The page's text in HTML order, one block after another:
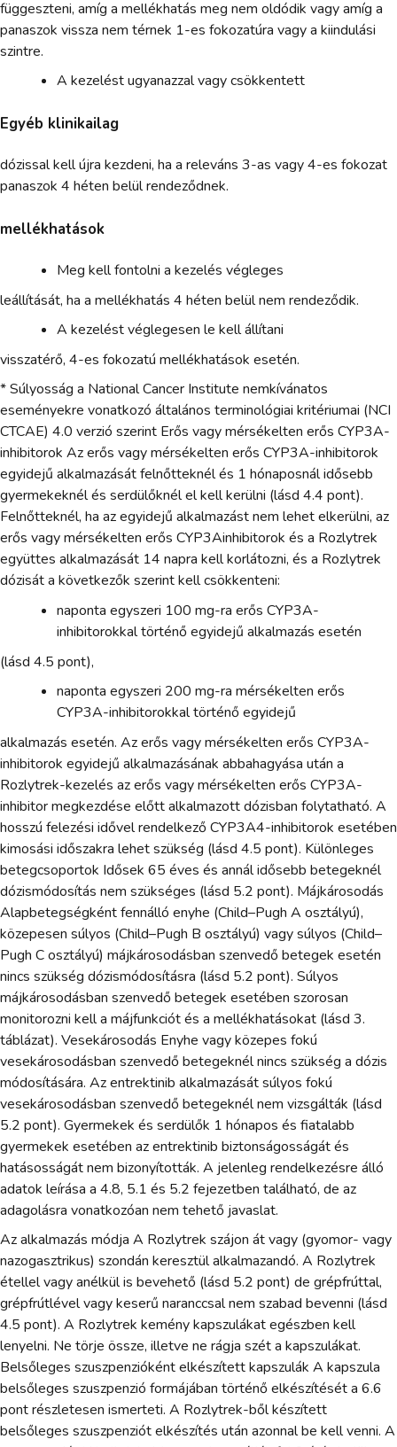
függeszteni, amíg a mellékhatás meg nem oldódik vagy amíg a
panaszok vissza nem térnek 1-es fokozatúra vagy a kiindulási
szintre.
A kezelést ugyanazzal vagy csökkentett
Egyéb klinikailag
dózissal kell újra kezdeni, ha a releváns 3-as vagy 4-es fokozat
panaszok 4 héten belül rendeződnek.
mellékhatások
Meg kell fontolni a kezelés végleges
leállítását, ha a mellékhatás 4 héten belül nem rendeződik.
A kezelést véglegesen le kell állítani
visszatérő, 4-es fokozatú mellékhatások esetén.
* Súlyosság a National Cancer Institute nemkívánatos
eseményekre vonatkozó általános terminológiai kritériumai (NCI
CTCAE) 4.0 verzió szerint Erős vagy mérsékelten erős CYP3A-
inhibitorok Az erős vagy mérsékelten erős CYP3A-inhibitorok
egyidejű alkalmazását felnőtteknél és 1 hónaposnál idősebb
gyermekeknél és serdülőknél el kell kerülni (lásd 4.4 pont).
Felnőtteknél, ha az egyidejű alkalmazást nem lehet elkerülni, az
erős vagy mérsékelten erős CYP3Ainhibitorok és a Rozlytrek
együttes alkalmazását 14 napra kell korlátozni, és a Rozlytrek
dózisát a következők szerint kell csökkenteni:
naponta egyszeri 100 mg-ra erős CYP3A-
inhibitorokkal történő egyidejű alkalmazás esetén
(lásd 4.5 pont),
naponta egyszeri 200 mg-ra mérsékelten erős
CYP3A-inhibitorokkal történő egyidejű
alkalmazás esetén. Az erős vagy mérsékelten erős CYP3A-
inhibitorok egyidejű alkalmazásának abbahagyása után a
Rozlytrek-kezelés az erős vagy mérsékelten erős CYP3A-
inhibitor megkezdése előtt alkalmazott dózisban folytatható. A
hosszú felezési idővel rendelkező CYP3A4-inhibitorok esetében
kimosási időszakra lehet szükség (lásd 4.5 pont). Különleges
betegcsoportok Idősek 65 éves és annál idősebb betegeknél
dózismódosítás nem szükséges (lásd 5.2 pont). Májkárosodás
Alapbetegségként fennálló enyhe (Child–Pugh A osztályú),
közepesen súlyos (Child–Pugh B osztályú) vagy súlyos (Child–
Pugh C osztályú) májkárosodásban szenvedő betegek esetén
nincs szükség dózismódosításra (lásd 5.2 pont). Súlyos
májkárosodásban szenvedő betegek esetében szorosan
monitorozni kell a májfunkciót és a mellékhatásokat (lásd 3.
táblázat). Vesekárosodás Enyhe vagy közepes fokú
vesekárosodásban szenvedő betegeknél nincs szükség a dózis
módosítására. Az entrektinib alkalmazását súlyos fokú
vesekárosodásban szenvedő betegeknél nem vizsgálták (lásd
5.2 pont). Gyermekek és serdülők 1 hónapos és fiatalabb
gyermekek esetében az entrektinib biztonságosságát és
hatásosságát nem bizonyították. A jelenleg rendelkezésre álló
adatok leírása a 4.8, 5.1 és 5.2 fejezetben található, de az
adagolásra vonatkozóan nem tehető javaslat.
Az alkalmazás módja A Rozlytrek szájon át vagy (gyomor- vagy
nazogasztrikus) szondán keresztül alkalmazandó. A Rozlytrek
étellel vagy anélkül is bevehető (lásd 5.2 pont) de grépfrúttal,
grépfrútlével vagy keserű naranccsal nem szabad bevenni (lásd
4.5 pont). A Rozlytrek kemény kapszulákat egészben kell
lenyelni. Ne törje össze, illetve ne rágja szét a kapszulákat.
Belsőleges szuszpenzióként elkészített kapszulák A kapszula
belsőleges szuszpenzió formájában történő elkészítését a 6.6
pont részletesen ismerteti. A Rozlytrek-ből készített
belsőleges szuszpenziót elkészítés után azonnal be kell venni. A